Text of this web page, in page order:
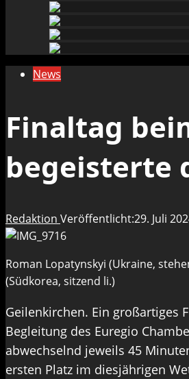
News
Finaltag
begeisterte
Redaktion Veröffentlicht:29. Juli
Roman Lopatynskyi (Ukraine,
(Südkorea, sitzend li.)
Geilenkirchen. Ein großartiges
Begleitung des Euregio
abwechselnd jeweils 45
ersten Platz im diesjährigen